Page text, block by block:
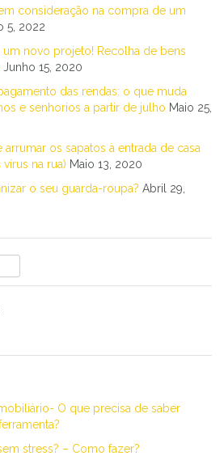
consideração na compra de um
5, 2022
um novo projeto! Recolha de bens
Junho 15, 2020
das rendas: o que muda
e senhorios a partir de julho Maio 25,
arrumar os sapatos à entrada de casa
na rua) Maio 13, 2020
o seu guarda-roupa? Abril 29,
O que precisa de saber
stress? – Como fazer?